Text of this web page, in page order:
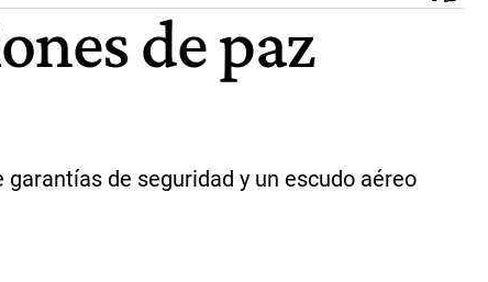
de paz
de seguridad y un escudo aéreo